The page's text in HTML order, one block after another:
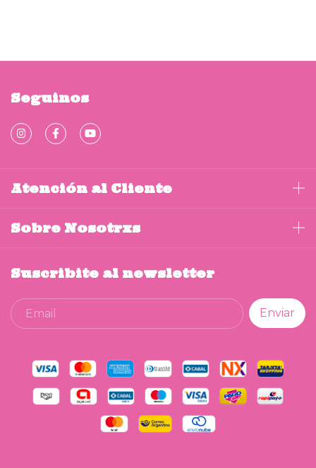
Seguinos
Atención al Cliente
Sobre Nosotrxs
Suscribite al newsletter